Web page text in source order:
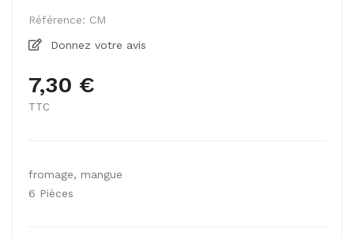
Référence: CM
Donnez votre avis
7,30 €
TTC
fromage, mangue
6 Pièces